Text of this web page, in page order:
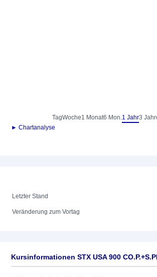
TagWoche1 Monat6 Mon.1 Jahr3
► Chartanalyse
Letzter Stand
Veränderung zum Vortag
Kursinformationen STX USA 900